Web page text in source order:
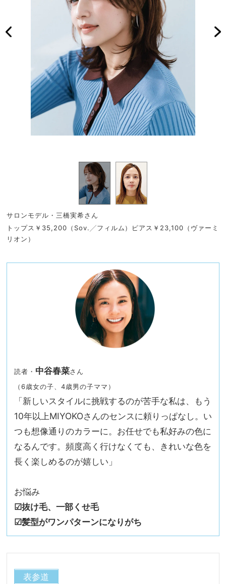
サロンモデル・三橋実希さん
トップス￥35,200（Sov.╱フィルム）ピアス￥23,100（ヴァーミ
リオン）
読者・ 中谷春菜さん
（6歳女の子、4歳男の子ママ）
「新しいスタイルに挑戦するのが苦手な私は、もう
10年以上MIYOKOさんのセンスに頼りっぱなし。い
つも想像通りのカラーに。お任せでも私好みの色に
なるんです。頻度高く行けなくても、きれいな色を
長く楽しめるのが嬉しい」
お悩み
☑︎抜け毛、一部くせ毛
☑︎髪型がワンパターンになりがち
表参道